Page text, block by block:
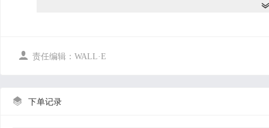
(3) 会员分为个人会员和商家会员。
(6) 会员登录个人后台后可以给管理员发站内信，提成网站
 责任编辑：WALL·E
 下单记录